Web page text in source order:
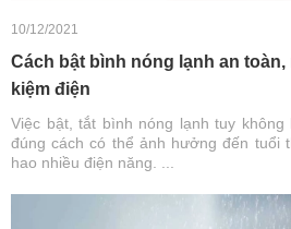
10/12/2021
Cách bật bình nóng lạnh an
kiệm điện
Việc bật, tắt bình nóng lạnh tuy
đúng cách có thể ảnh hưởng đến tuổi
hao nhiều điện năng. ...